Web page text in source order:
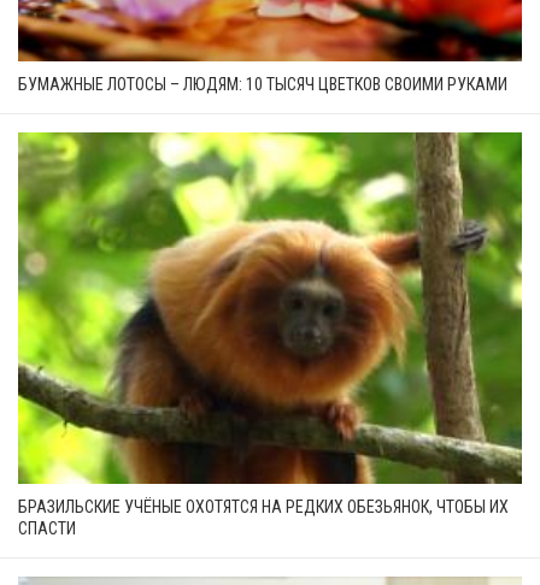
БУМАЖНЫЕ ЛОТОСЫ – ЛЮДЯМ: 10 ТЫСЯЧ ЦВЕТКОВ СВОИМИ РУКАМИ
БРАЗИЛЬСКИЕ УЧЁНЫЕ ОХОТЯТСЯ НА РЕДКИХ ОБЕЗЬЯНОК, ЧТОБЫ ИХ
СПАСТИ